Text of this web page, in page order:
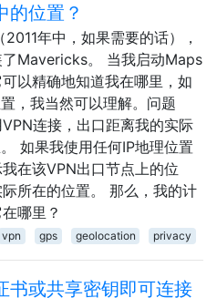
的位置？
年中，如果需要的话），
Mavericks。 当我启动Maps
以精确地知道我在哪里，如
，我当然可以理解。问题
连接，出口距离我的实际
如果我使用任何IP地理位置
在该VPN出口节点上的位
所在的位置。 那么，我的计
哪里？
vpn gps geolocation privacy
书或共享密钥即可连接